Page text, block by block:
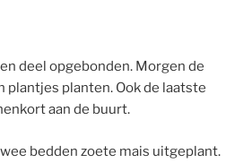
deel opgebonden. Morgen de
plantjes planten. Ook de laatste
aan de buurt.
bedden zoete mais uitgeplant.